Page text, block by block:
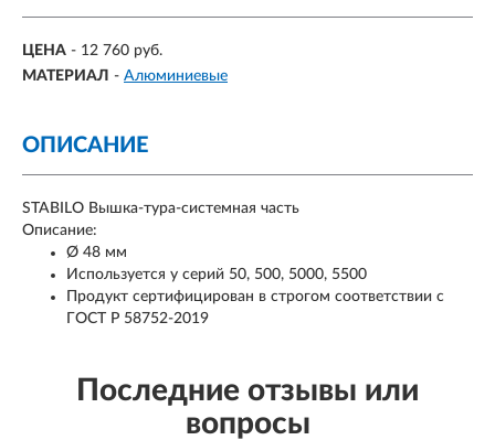
ЦЕНА - 12 760 руб.
МАТЕРИАЛ - Алюминиевые
ОПИСАНИЕ
STABILO Вышка-тура-системная часть
Описание:
Ø 48 мм
Используется у серий 50, 500, 5000, 5500
Продукт сертифицирован в строгом соответствии с
ГОСТ Р 58752-2019
Последние отзывы или
вопросы